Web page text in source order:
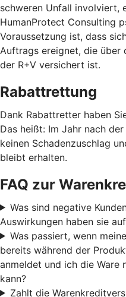
schweren Unfall involviert,
HumanProtect Consulting
Voraussetzung ist, dass
Auftrags ereignet, die über
der R+V versichert ist.
Rabattrettung
Dank Rabattretter haben
Das heißt: Im Jahr nach
keinen Schadenzuschlag
bleibt erhalten.
FAQ zur
Was sind negative
Auswirkungen haben sie
Was passiert, wenn
bereits während der
anmeldet und ich die Ware
kann?
Zahlt die